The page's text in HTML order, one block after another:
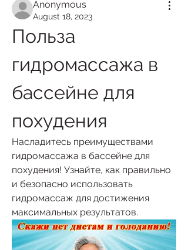
Anonymous
August 18, 2023
Польза
гидромассажа в
бассейне для
похудения
Насладитесь преимуществами
гидромассажа в бассейне для
похудения! Узнайте, как правильно
и безопасно использовать
гидромассаж для достижения
максимальных результатов.